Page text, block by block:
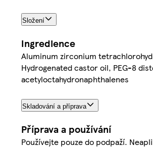
Složení
Ingredience
Aluminum zirconium
Hydrogenated castor oil, PEG-8
acetyloctahydronaphthalenes
Skladování a příprava
Příprava a používání
Používejte pouze do podpaží.